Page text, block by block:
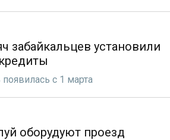
забайкальцев установили
с 1 марта
оборудуют проезд